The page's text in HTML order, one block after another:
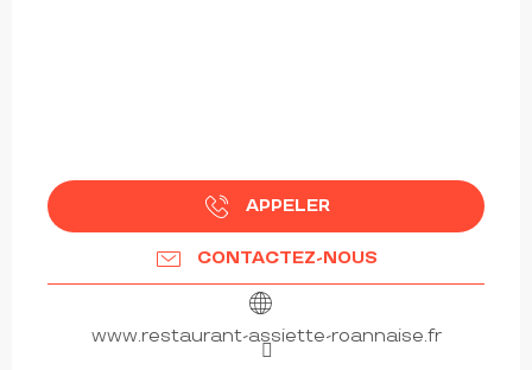
APPELER
CONTACTEZ-NOUS
www.restaurant-assiette-roannaise.fr